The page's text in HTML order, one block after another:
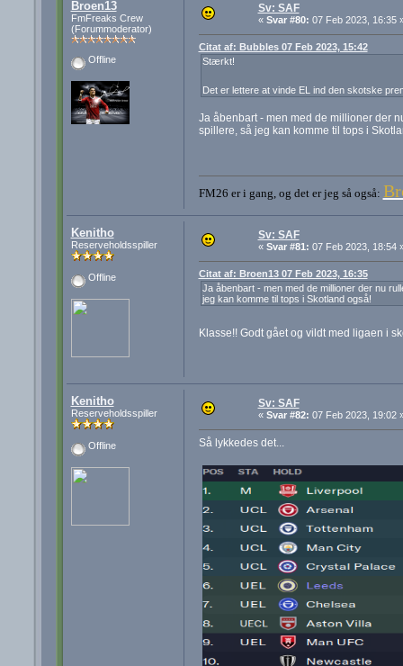
Broen13
FmFreaks Crew
(Forummoderator)
Offline
Sv: SAF
« Svar #80: 07 Feb 2023, 16:35
Citat af: Bubbles 07 Feb 2023, 15:42
Stærkt!
Det er lettere at vinde EL ind den skotske
Ja åbenbart - men med de millioner der
spillere, så jeg kan komme til tops i
FM26 er i gang, og det er jeg så også:
Kenitho
Reserveholdsspiller
Offline
Sv: SAF
« Svar #81: 07 Feb 2023, 18:54
Citat af: Broen13 07 Feb 2023, 16:35
Ja åbenbart - men med de millioner der nu
jeg kan komme til tops i Skotland også!
Klasse!! Godt gået og vildt med ligaen i
Kenitho
Reserveholdsspiller
Offline
Sv: SAF
« Svar #82: 07 Feb 2023, 19:02
Så lykkedes det...